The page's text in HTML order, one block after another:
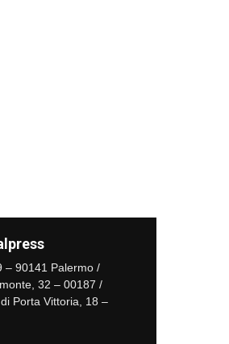
– 90141 Palermo /
32 – 00187 /
Porta Vittoria, 18 –